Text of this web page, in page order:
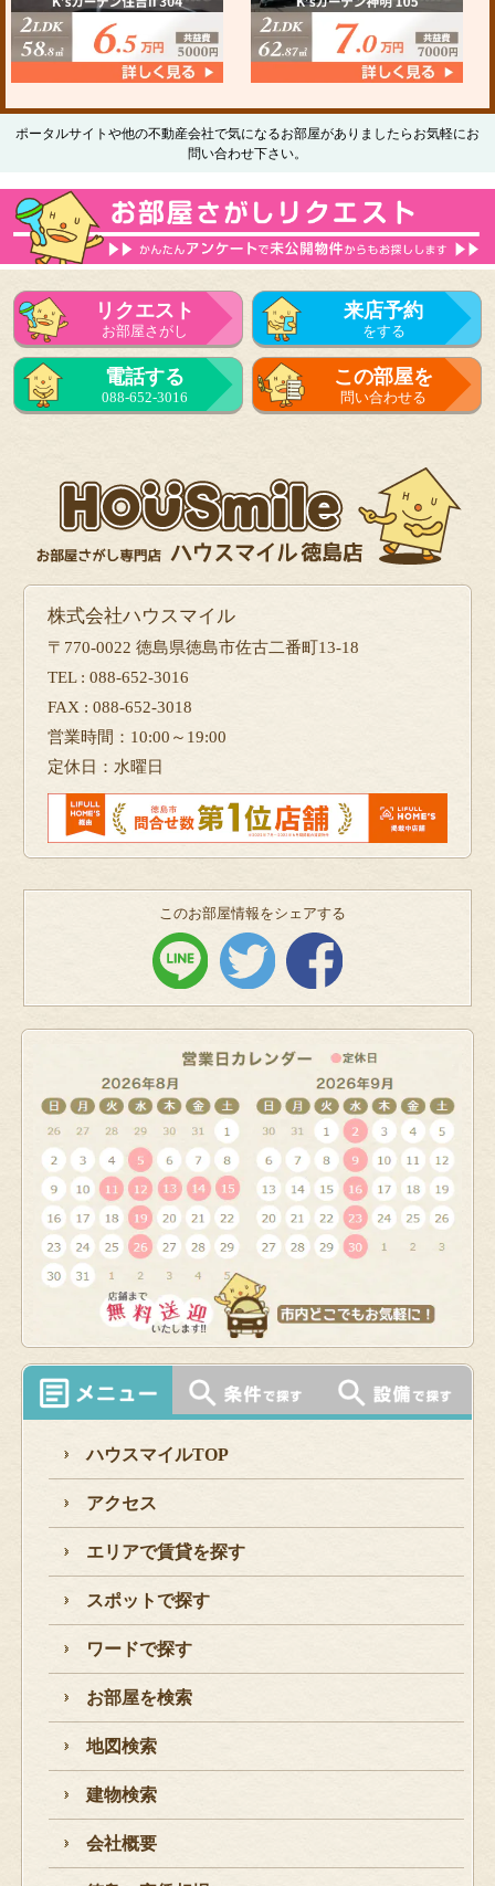
ポータルサイトや他の不動産会社で気になるお部屋がありましたらお気軽にお
問い合わせ下さい。
リクエスト
お部屋さがし
来店予約
をする
電話する
088-652-3016
この部屋を
問い合わせる
株式会社ハウスマイル
〒770-0022 徳島県徳島市佐古二番町13-18
TEL : 088-652-3016
FAX : 088-652-3018
営業時間：10:00～19:00
定休日：水曜日
このお部屋情報をシェアする
ハウスマイルTOP
アクセス
エリアで賃貸を探す
スポットで探す
ワードで探す
お部屋を検索
地図検索
建物検索
会社概要